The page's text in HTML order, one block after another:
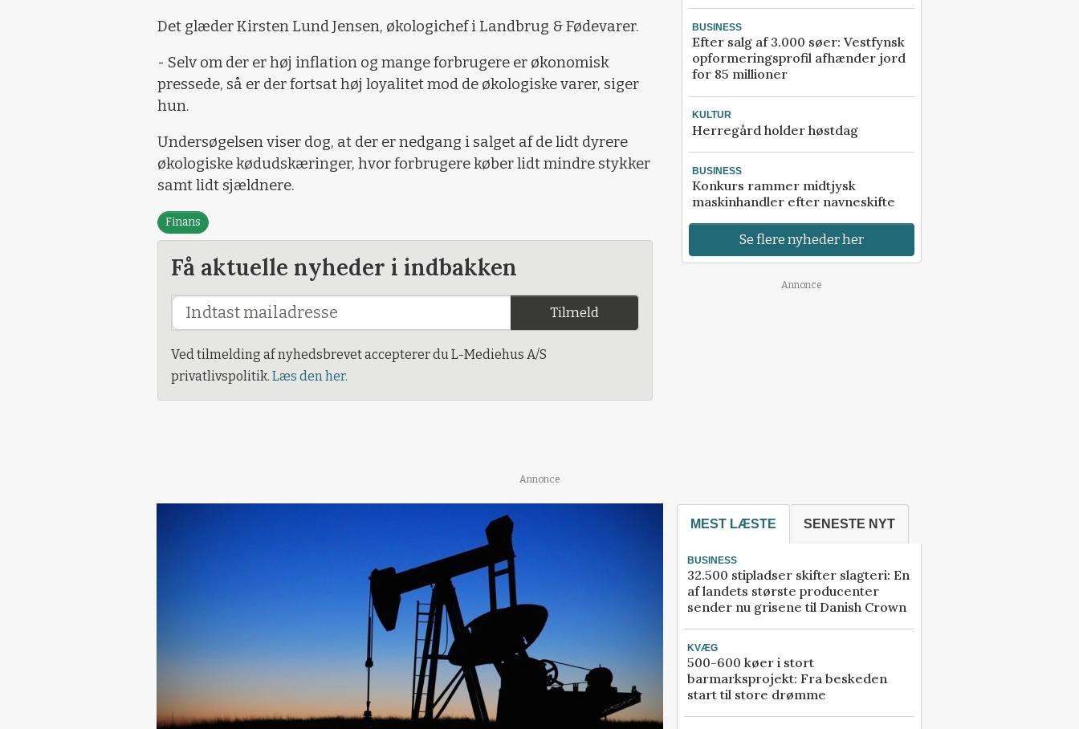
Det glæder Kirsten Lund Jensen, økologichef i Landbrug & Fødevarer.
- Selv om der er høj inflation og mange forbrugere er økonomisk
pressede, så er der fortsat høj loyalitet mod de økologiske varer, siger
hun.
Undersøgelsen viser dog, at der er nedgang i salget af de lidt dyrere
økologiske kødudskæringer, hvor forbrugere køber lidt mindre stykker
samt lidt sjældnere.
Finans
Få aktuelle nyheder i indbakken
Tilmeld
Ved tilmelding af nyhedsbrevet accepterer du L-Mediehus A/S
privatlivspolitik. Læs den her.
BUSINESS
Efter salg af 3.000 søer: Vestfynsk
opformeringsprofil afhænder jord
for 85 millioner
KULTUR
Herregård holder høstdag
BUSINESS
Konkurs rammer midtjysk
maskinhandler efter navneskifte
Se flere nyheder her
Annonce
Annonce
MEST LÆSTE SENESTE NYT
BUSINESS
32.500 stipladser skifter slagteri: En
af landets største producenter
sender nu grisene til Danish Crown
KVÆG
500-600 køer i stort
barmarksprojekt: Fra beskeden
start til store drømme